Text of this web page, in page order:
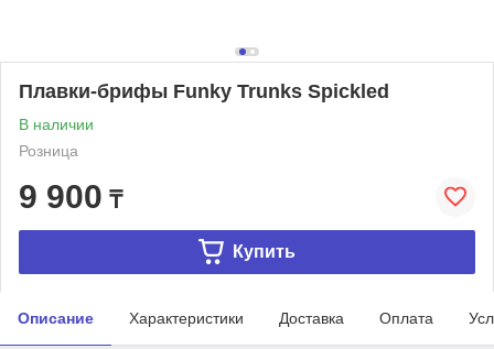
Плавки-брифы Funky Trunks Spickled
В наличии
Розница
9 900 ₸
Купить
Описание Характеристики Доставка Оплата